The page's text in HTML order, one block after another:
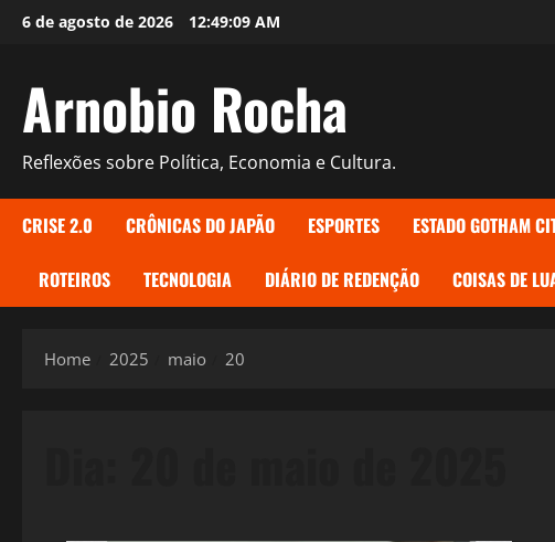
Skip6 de agosto de 2026 12:49:09 AM
Arnobio Rocha
Reflexões sobre Política, Economia e Cultura.
CRISE 2.0 CRÔNICAS DO JAPÃO ESPORTES ESTADO GOTHAM
ROTEIROS TECNOLOGIA DIÁRIO DE REDENÇÃO COISAS DE
Home 2025 maio 20